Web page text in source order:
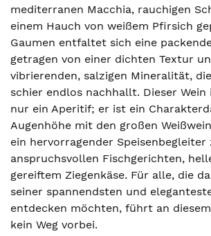
mediterranen Macchia, rauchigen
einem Hauch von weißem Pfirsich
Gaumen entfaltet sich eine
getragen von einer dichten Textur
vibrierenden, salzigen Mineralität,
schier endlos nachhallt. Dieser
nur ein Aperitif; er ist ein
Augenhöhe mit den großen
ein hervorragender Speisenbegleiter
anspruchsvollen Fischgerichten,
gereiftem Ziegenkäse. Für alle, die
seiner spannendsten und
entdecken möchten, führt an
kein Weg vorbei.